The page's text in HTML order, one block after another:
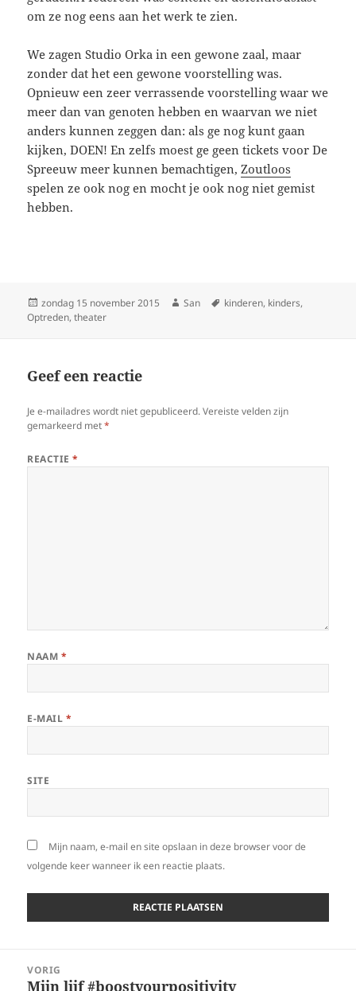
om ze nog eens aan het werk te zien.
We zagen Studio Orka in een gewone zaal, maar
zonder dat het een gewone voorstelling was.
Opnieuw een zeer verrassende voorstelling waar we
meer dan van genoten hebben en waarvan we niet
anders kunnen zeggen dan: als ge nog kunt gaan
kijken, DOEN! En zelfs moest ge geen tickets voor De
Spreeuw meer kunnen bemachtigen,Zoutloos
spelen ze ook nog en mocht je ook nog niet gemist
hebben.
Geplaatst
op
zondag 15 november 2015 Auteur
San Tags
kinderen, kinders,
Optreden,theater
Geef een reactie
Je e-mailadres wordt niet gepubliceerd. Vereiste velden zijn
gemarkeerd met*
REACTIE*
NAAM *
E-MAIL *
SITE
Mijn naam, e-mail en site opslaan in deze browser voor de
volgende keer wanneer ik een reactie plaats.
navigatie
VORIG
Vorig
Mijn lijf #boostyourpositivity